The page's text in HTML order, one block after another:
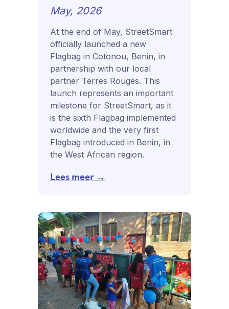
May, 2026
At the end of May, StreetSmart
officially launched a new
Flagbag in Cotonou, Benin, in
partnership with our local
partner Terres Rouges. This
launch represents an important
milestone for StreetSmart, as it
is the sixth Flagbag implemented
worldwide and the very first
Flagbag introduced in Benin, in
the West African region.
Lees meer →